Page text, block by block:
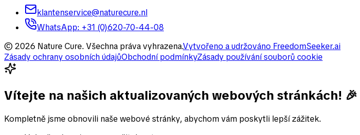
klantenservice@naturecure.nl
WhatsApp: +31 (0)620-70-44-08
© 2026 Nature Cure. Všechna práva vyhrazena.Vytvořeno a udržováno FreedomSeeker.ai
Zásady ochrany osobních údajůObchodní podmínkyZásady používání souborů cookie
Vítejte na našich aktualizovaných webových stránkách! 🎉
Kompletně jsme obnovili naše webové stránky, abychom vám poskytli lepší zážitek.